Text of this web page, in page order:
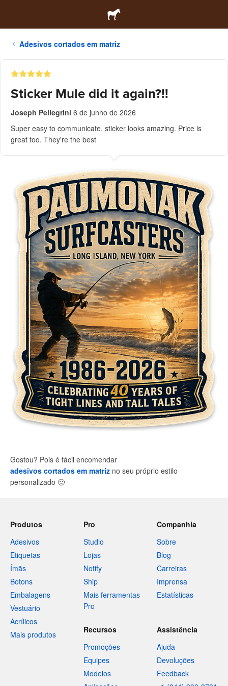
Adesivos cortados em matriz
Sticker Mule did it again?!!
Joseph Pellegrini 6 de junho de 2026
Super easy to communicate, sticker looks amazing. Price is
great too. They're the best
Gostou? Pois é fácil encomendar
adesivos cortados em matriz no seu próprio estilo
personalizado 🙂
Produtos
Adesivos
Etiquetas
Ímãs
Botons
Embalagens
Vestuário
Acrílicos
Mais produtos
Pro
Studio
Lojas
Notify
Ship
Mais ferramentas
Pro
Companhia
Sobre
Blog
Carreiras
Imprensa
Estatísticas
Recursos
Promoções
Equipes
Modelos
Assistência
Ajuda
Devoluções
Feedback